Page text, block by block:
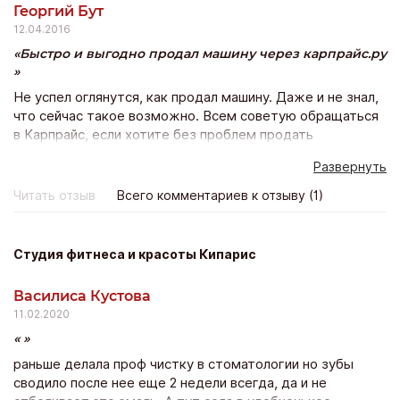
Георгий Бут
12.04.2016
Быстро и выгодно продал машину через карпрайс.ру
Не успел оглянутся, как продал машину. Даже и не знал,
что сейчас такое возможно. Всем советую обращаться
в Карпрайс, если хотите без проблем продать
После диагностики машину выставляют на аукцион, а
там за нее воюют дилеры, предлагая все больше и
посмеиваешься. Все услуги бесплатные. Как сказал
менеджер Артем, если цена не устроит, то вы ни за что
Развернуть
Читать отзыв
Всего комментариев к отзыву (1)
Студия фитнеса и красоты Кипарис
Василиса Кустова
11.02.2020
раньше делала проф чистку в стоматологии но зубы
сводило после нее еще 2 недели всегда, да и не